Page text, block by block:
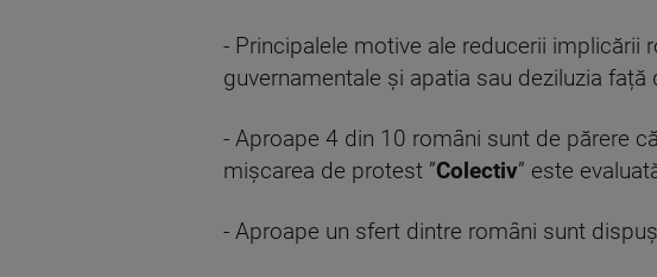
- Principalele motive ale reducerii implicării
guvernamentale și apatia sau deziluzia
- Aproape 4 din 10 români sunt de părere
mișcarea de protest ”Colectiv” este
- Aproape un sfert dintre români sunt